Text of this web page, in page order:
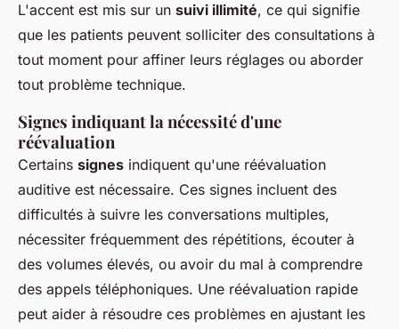
L'accent est mis sur un suivi illimité, ce qui signifie
que les patients peuvent solliciter des consultations à
tout moment pour affiner leurs réglages ou aborder
tout problème technique.
Signes indiquant la nécessité d'une
réévaluation
Certains signes indiquent qu'une réévaluation
auditive est nécessaire. Ces signes incluent des
difficultés à suivre les conversations multiples,
nécessiter fréquemment des répétitions, écouter à
des volumes élevés, ou avoir du mal à comprendre
des appels téléphoniques. Une réévaluation rapide
peut aider à résoudre ces problèmes en ajustant les